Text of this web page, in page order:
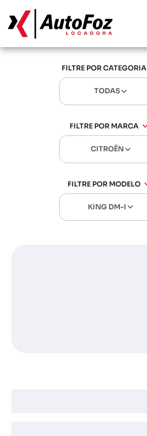
FILTRE POR CATEGORIA
TODAS
FILTRE POR MARCA
CITROËN
FILTRE POR MODELO
KING DM-I